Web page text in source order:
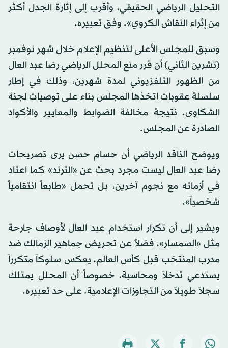
التحليل الرياضي الحقيقي، وأقرب إلى إثارة الجدل أكثر
من إثراء النقاش الكروي». وفق تعبيره.
وسبق للمجلس الأعلى لتنظيم الإعلام خلال شهر نوفمبر
(تشرين الثاني) أن قرر منع المحلل الرياضي رضا عبد العال
من الظهور التلفزيوني لمدة شهرين، وذلك في إطار
سلسلة عقوبات اتخذها المجلس بناء على توصيات لجنة
الشكاوى. نتيجة مخالفة الضوابط والمعايير والأكواد
الصادرة عن المجلس.
ويوضح الناقد الرياضي أن حسام حسن يرى تصريحات
رضا عبد العال ليست مجرد بحث عن «الترند» كما اعتاد
في أزماته مع نجوم آخرين، بل تحمل «طابعاً انتقامياً
شخصياً».
ويشير إلى أن تكرار استخدام عبد العال لأوصاف جارحة
مثل «السمسار»، فضلاً عن تحريض جماهير الزمالك ضد
مدرب المنتخب قبل كأس العالم، يعكس سلوكاً متكرراً
يستدعي تدخلاً ومحاسبة، خصوصاً أن المحلل يمتلك
سجلاً طويلاً من التجاوزات الإعلامية. على حد تعبيره.